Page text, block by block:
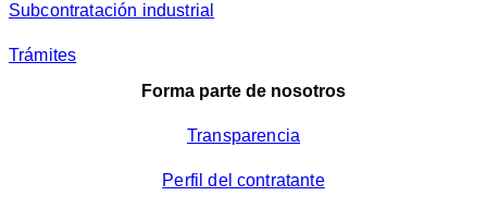
Subcontratación industrial
Trámites
Forma parte de nosotros
Transparencia
Perfil del contratante